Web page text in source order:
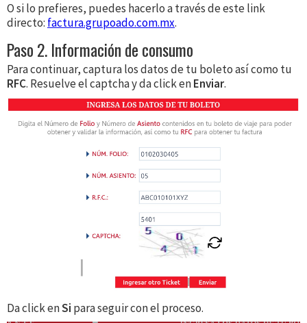
O si lo prefieres, puedes hacerlo a través de este link
directo: factura.grupoado.com.mx.
Paso 2. Información de consumo
Para continuar, captura los datos de tu boleto así​ como tu
RFC. Resuelve el captcha y da click enEnviar.
Da click enSi para seguir con el proceso.